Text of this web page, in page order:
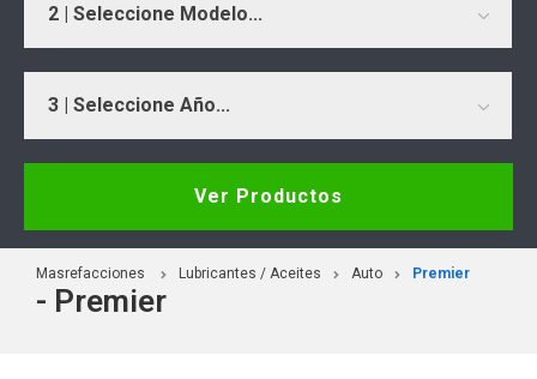
2 | Seleccione Modelo...
3 | Seleccione Año...
Ver Productos
Masrefacciones Lubricantes / Aceites Auto Premier
- Premier